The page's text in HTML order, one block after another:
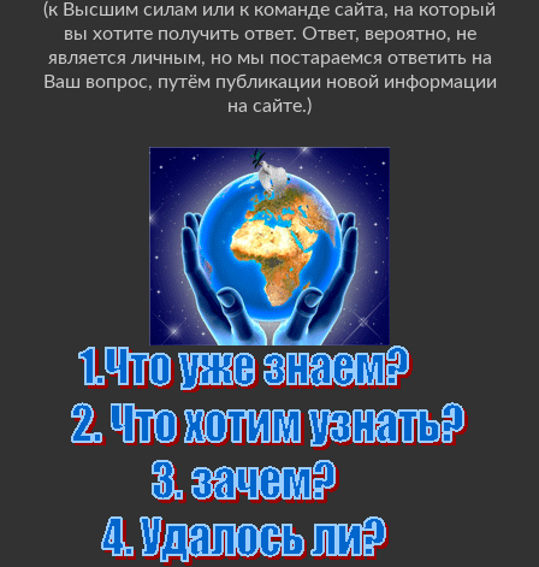
(к Высшим силам или к команде сайта, на который
вы хотите получить ответ. Ответ, вероятно, не
является личным, но мы постараемся ответить на
Ваш вопрос, путём публикации новой информации
на сайте.)